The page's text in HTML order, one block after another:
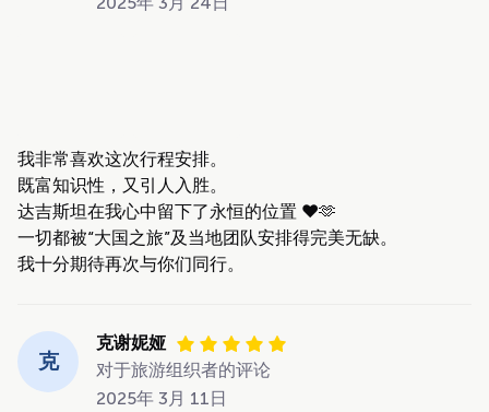
我非常喜欢这次行程安排。
既富知识性，又引人入胜。
达吉斯坦在我心中留下了永恒的位置 ❤️🫶
一切都被“大国之旅”及当地团队安排得完美无缺。
我十分期待再次与你们同行。
克
克谢妮娅
对于旅游组织者的评论
2025年 3月 11日